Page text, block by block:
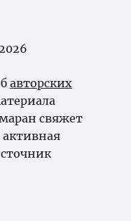
авторских
свяжет
активная